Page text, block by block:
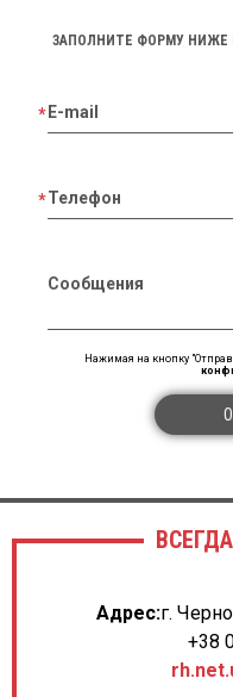
ЗАПОЛНИТЕ ФОРМУ
E-mail
Телефон
Сообщения
Нажимая на кнопку
Адрес:г.
+38